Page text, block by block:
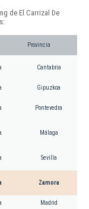
de El Carrizal De
Provincia
Cantabria
Gipuzkoa
Pontevedra
Málaga
Sevilla
Zamora
Madrid